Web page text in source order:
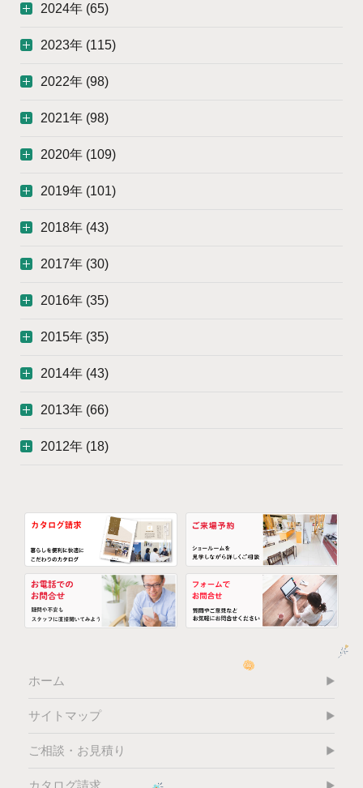
2024年 (65)
2023年 (115)
2022年 (98)
2021年 (98)
2020年 (109)
2019年 (101)
2018年 (43)
2017年 (30)
2016年 (35)
2015年 (35)
2014年 (43)
2013年 (66)
2012年 (18)
ホーム
サイトマップ
ご相談・お見積り
カタログ請求